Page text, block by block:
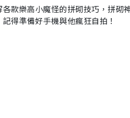
款樂高小魔怪的拼砌技巧，拼砌
得準備好手機與他瘋狂自拍！